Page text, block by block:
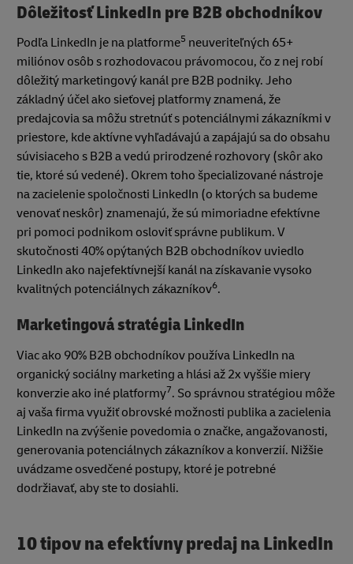
Dôležitosť LinkedIn pre B2B obchodníkov
Podľa LinkedIn je na platforme5 neuveriteľných 65+
miliónov osôb s rozhodovacou právomocou, čo z nej robí
dôležitý marketingový kanál pre B2B podniky. Jeho
základný účel ako sieťovej platformy znamená, že
predajcovia sa môžu stretnúť s potenciálnymi zákazníkmi v
priestore, kde aktívne vyhľadávajú a zapájajú sa do obsahu
súvisiaceho s B2B a vedú prirodzené rozhovory (skôr ako
tie, ktoré sú vedené). Okrem toho špecializované nástroje
na zacielenie spoločnosti LinkedIn (o ktorých sa budeme
venovať neskôr) znamenajú, že sú mimoriadne efektívne
pri pomoci podnikom osloviť správne publikum. V
skutočnosti 40% opýtaných B2B obchodníkov uviedlo
LinkedIn ako najefektívnejší kanál na získavanie vysoko
kvalitných potenciálnych zákazníkov6.
Marketingová stratégia LinkedIn
Viac ako 90% B2B obchodníkov používa LinkedIn na
organický sociálny marketing a hlási až 2x vyššie miery
konverzie ako iné platformy7. So správnou stratégiou môže
aj vaša firma využiť obrovské možnosti publika a zacielenia
LinkedIn na zvýšenie povedomia o značke, angažovanosti,
generovania potenciálnych zákazníkov a konverzií. Nižšie
uvádzame osvedčené postupy, ktoré je potrebné
dodržiavať, aby ste to dosiahli.
10 tipov na efektívny predaj na LinkedIn